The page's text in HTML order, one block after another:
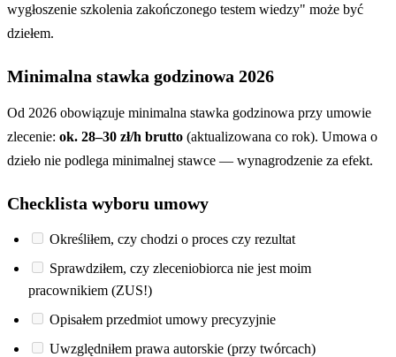
wygłoszenie szkolenia zakończonego testem wiedzy" może być
dziełem.
Minimalna stawka godzinowa 2026
Od 2026 obowiązuje minimalna stawka godzinowa przy umowie
zlecenie: ok. 28–30 zł/h brutto (aktualizowana co rok). Umowa o
dzieło nie podlega minimalnej stawce — wynagrodzenie za efekt.
Checklista wyboru umowy
Określiłem, czy chodzi o proces czy rezultat
Sprawdziłem, czy zleceniobiorca nie jest moim
pracownikiem (ZUS!)
Opisałem przedmiot umowy precyzyjnie
Uwzględniłem prawa autorskie (przy twórcach)